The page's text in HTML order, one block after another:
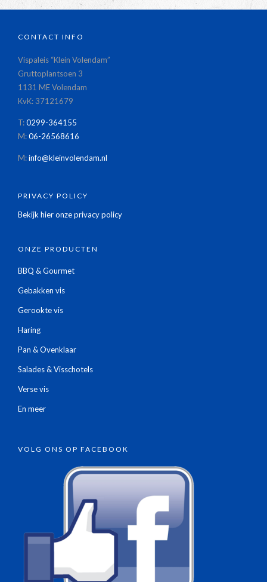
CONTACT INFO
Vispaleis “Klein Volendam”
Gruttoplantsoen 3
1131 ME Volendam
KvK: 37121679
T:0299-364155
M:06-26568616
M:info@kleinvolendam.nl
PRIVACY POLICY
Bekijk hier onze privacy policy
ONZE PRODUCTEN
BBQ & Gourmet
Gebakken vis
Gerookte vis
Haring
Pan & Ovenklaar
Salades & Visschotels
Verse vis
En meer
VOLG ONS OP FACEBOOK